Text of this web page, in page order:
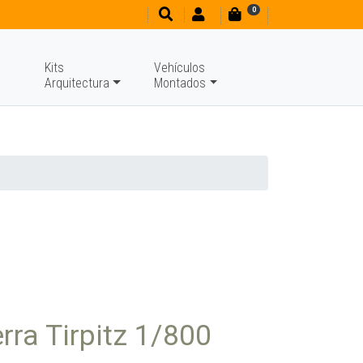
0
Kits
Arquitectura
Vehículos
Montados
Tirpitz 1/800